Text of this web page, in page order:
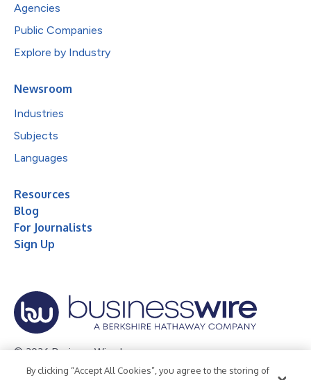
Agencies
Public Companies
Explore by Industry
Newsroom
Industries
Subjects
Languages
Resources
Blog
For Journalists
Sign Up
© 2026 Business Wire, Inc.
Privacy Policy Cookie Policy Accessibility Statement
By clicking “Accept All Cookies”, you agree to the storing of